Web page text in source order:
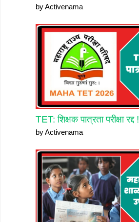
by Activenama
TET: शिक्षक पात्रता परीक्षा रद्द !
by Activenama